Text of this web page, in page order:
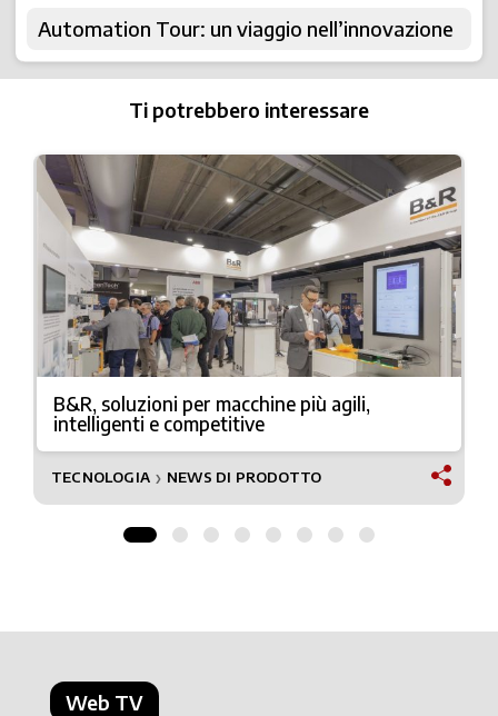
Automation Tour: un viaggio nell’innovazione
Ti potrebbero interessare
B&R, soluzioni per macchine più agili,
intelligenti e competitive
TECNOLOGIA ❯ NEWS DI PRODOTTO
Web TV